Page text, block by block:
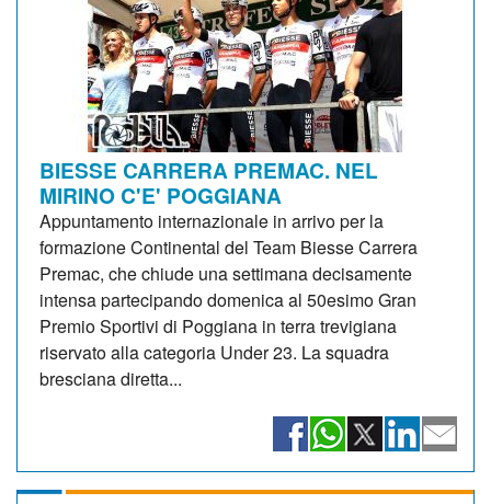
BIESSE CARRERA PREMAC. NEL
MIRINO C'E' POGGIANA
Appuntamento internazionale in arrivo per la
formazione Continental del Team Biesse Carrera
Premac, che chiude una settimana decisamente
intensa partecipando domenica al 50esimo Gran
Premio Sportivi di Poggiana in terra trevigiana
riservato alla categoria Under 23. La squadra
bresciana diretta...